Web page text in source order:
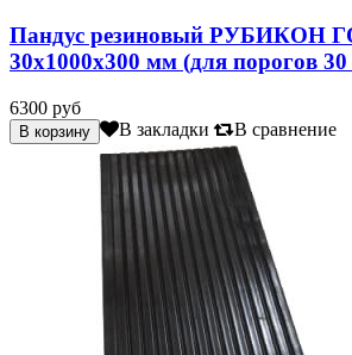
Пандус резиновый РУБИКОН
30х1000х300 мм (для порогов
6300 руб
В закладки В сравнение